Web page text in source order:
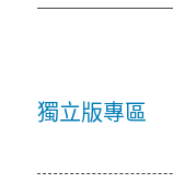
獨立版專區